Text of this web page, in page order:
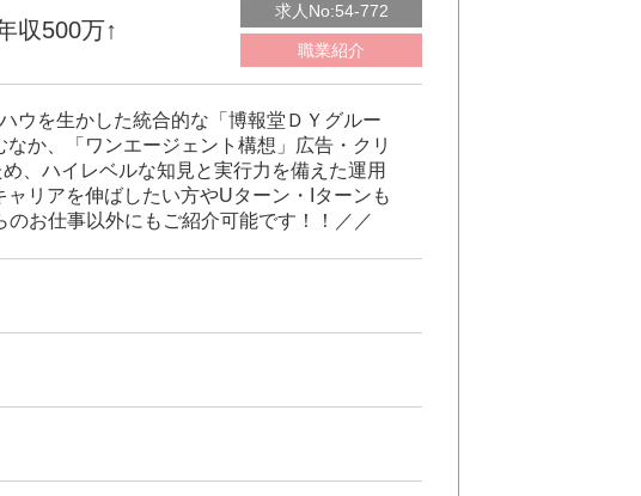
収500万↑
求人No:54-772
職業紹介
ウを生かした統合的な「博報堂ＤＹグルー
か、「ワンエージェント構想」広告・クリ
、ハイレベルな知見と実行力を備えた運用
リアを伸ばしたい方やUターン・Iターンも
お仕事以外にもご紹介可能です！！／／